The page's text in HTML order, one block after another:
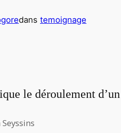
dans temoignage
le déroulement